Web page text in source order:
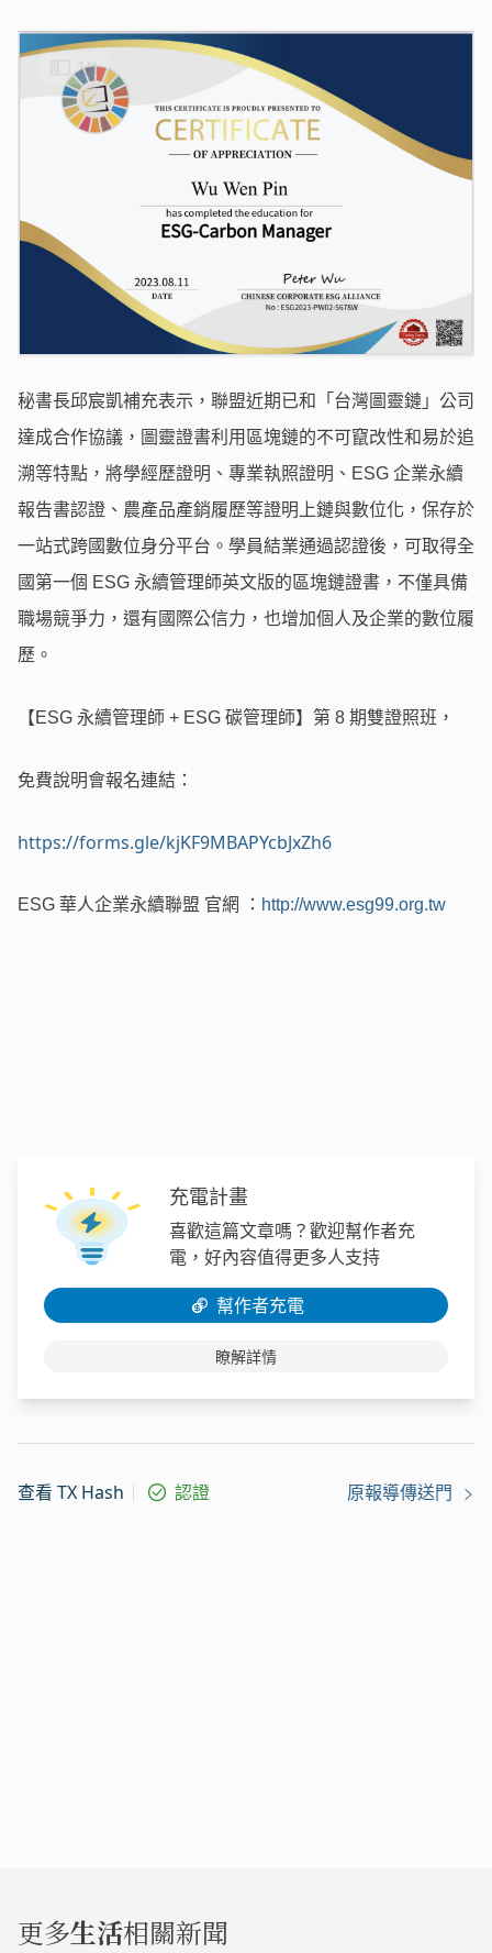
秘書長邱宸凱補充表示，聯盟近期已和「台灣圖靈鏈」公司
達成合作協議，圖靈證書利用區塊鏈的不可竄改性和易於追
溯等特點，將學經歷證明、專業執照證明、ESG 企業永續
報告書認證、農產品產銷履歷等證明上鏈與數位化，保存於
一站式跨國數位身分平台。學員結業通過認證後，可取得全
國第一個 ESG 永續管理師英文版的區塊鏈證書，不僅具備
職場競爭力，還有國際公信力，也增加個人及企業的數位履
歷。
【ESG 永續管理師 + ESG 碳管理師】第 8 期雙證照班，
免費說明會報名連結：
https://forms.gle/kjKF9MBAPYcbJxZh6
ESG 華人企業永續聯盟 官網 ： http://www.esg99.org.tw
充電計畫
喜歡這篇文章嗎？歡迎幫作者充
電，好內容值得更多人支持
幫作者充電
瞭解詳情
查看 TX Hash 認證 原報導傳送門
更多生活相關新聞